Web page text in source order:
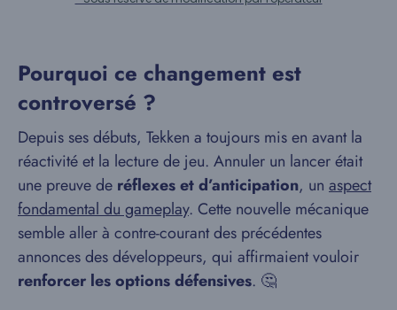
Pourquoi ce changement est
controversé ?
Depuis ses débuts, Tekken a toujours mis en avant la
réactivité et la lecture de jeu. Annuler un lancer était
une preuve de réflexes et d’anticipation, un aspect
fondamental du gameplay. Cette nouvelle mécanique
semble aller à contre-courant des précédentes
annonces des développeurs, qui affirmaient vouloir
renforcer les options défensives. 🤔